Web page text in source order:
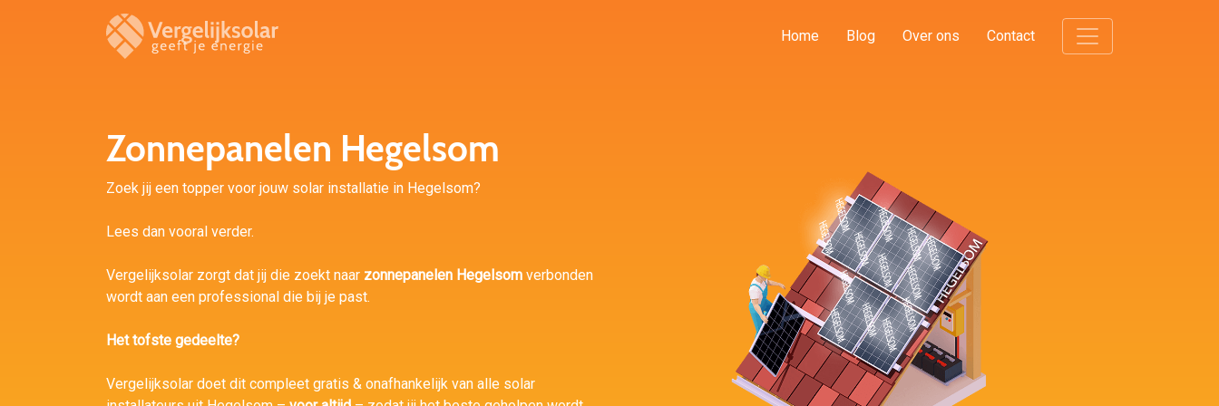
Home Blog Over ons Contact
Zonnepanelen Hegelsom
Zoek jij een topper voor jouw solar installatie in Hegelsom?
Lees dan vooral verder.
Vergelijksolar zorgt dat jij die zoekt naar zonnepanelen Hegelsom verbonden
wordt aan een professional die bij je past.
Het tofste gedeelte?
Vergelijksolar doet dit compleet gratis & onafhankelijk van alle solar